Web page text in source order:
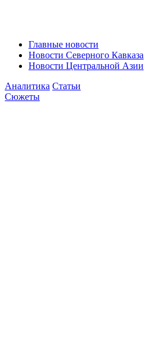
Главные новости
Новости Северного Кавказа
Новости Центральной Азии
Аналитика Статьи
Сюжеты